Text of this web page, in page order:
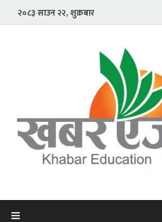
२०८३ साउन २२, शुक्रबार